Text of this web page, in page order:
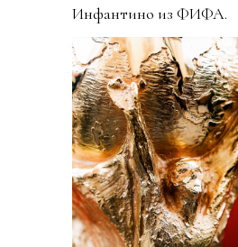
Инфантино из ФИФА.